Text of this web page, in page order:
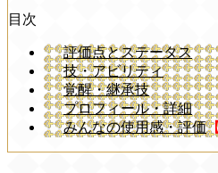
目次
評価点とステータス
技・アビリティ
覚醒・継承技
プロフィール・詳細
みんなの使用感・評価